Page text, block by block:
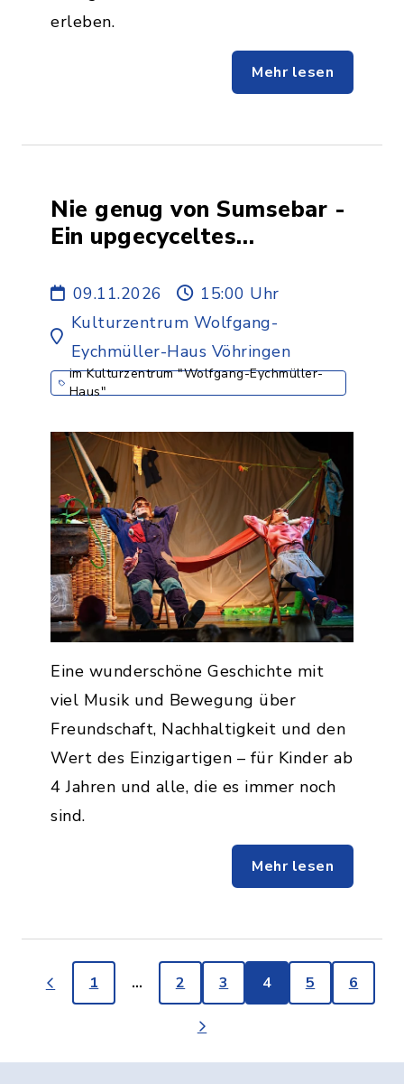
erleben.
Mehr lesen
Nie genug von Sumsebar -
Ein upgecyceltes
Nachhaltigkeit und
Kreativität
09.11.2026
15:00 Uhr
Kulturzentrum Wolfgang-
Eychmüller-Haus Vöhringen
im Kulturzentrum "Wolfgang-Eychmüller-
Haus"
Eine wunderschöne Geschichte mit
viel Musik und Bewegung über
Freundschaft, Nachhaltigkeit und den
Wert des Einzigartigen – für Kinder ab
4 Jahren und alle, die es immer noch
sind.
Mehr lesen
1 … 2 3 4 5 6